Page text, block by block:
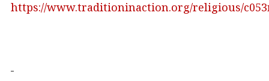
https://www.traditioninaction.org/religious/